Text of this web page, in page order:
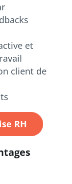
et
client de
RH